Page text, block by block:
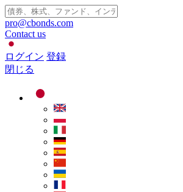
pro@cbonds.com
Contact us
ログイン 登録
閉じる